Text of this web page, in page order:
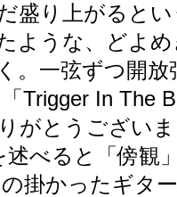
盛り上がると
ような、どよ
。一弦ずつ開
Trigger In The
がとうござい
述べると「傍観
掛かったギタ